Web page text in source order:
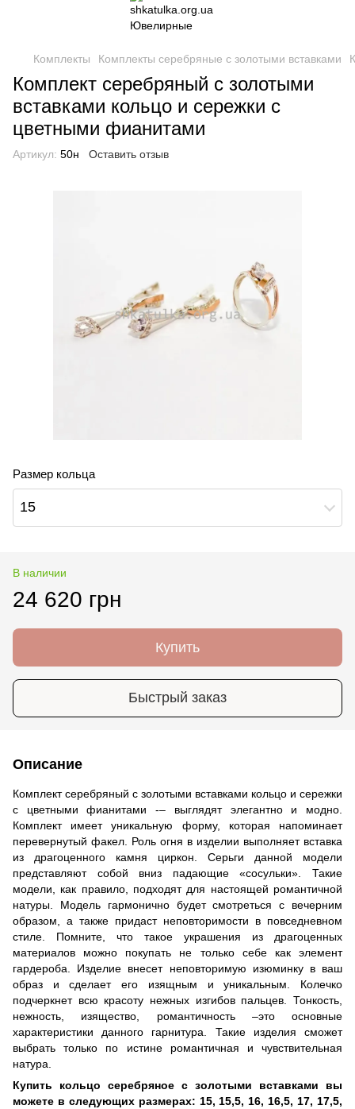
Комплекты Комплекты серебряные с золотыми вставками
Комплект серебряный с золотыми
вставками кольцо и сережки с
цветными фианитами
Артикул: 50н Оставить отзыв
Размер кольца
15
В наличии
24 620 грн
Купить
Быстрый заказ
Описание
Комплект серебряный с золотыми вставками кольцо и сережки
с цветными фианитами -–
выглядят элегантно и модно.
Комплект имеет уникальную форму, которая напоминает
перевернутый факел. Роль огня в изделии выполняет вставка
из драгоценного камня циркон. Серьги данной модели
представляют собой вниз падающие «сосульки». Такие
модели, как правило, подходят для настоящей романтичной
натуры. Модель гармонично будет смотреться с вечерним
образом, а также придаст неповторимости в повседневном
стиле. Помните, что такое украшения из драгоценных
материалов можно покупать не только себе как элемент
гардероба. Изделие внесет неповторимую изюминку в ваш
образ и сделает его изящным и уникальным. Колечко
подчеркнет всю красоту нежных изгибов пальцев. Тонкость,
нежность, изящество, романтичность –это основные
характеристики данного гарнитура. Такие изделия сможет
выбрать только по истине романтичная и чувствительная
натура.
Купить кольцо серебряное с золотыми вставками вы
можете в следующих размерах: 15, 15,5, 16, 16,5, 17, 17,5,